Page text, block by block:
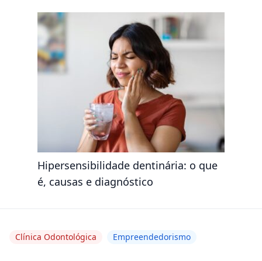
Hipersensibilidade dentinária: o que
é, causas e diagnóstico
Clínica Odontológica Empreendedorismo